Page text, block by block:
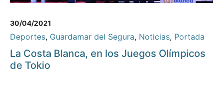
30/04/2021
Deportes, Guardamar del Segura, Noticias, Portada
La Costa Blanca, en los Juegos Olímpicos
de Tokio